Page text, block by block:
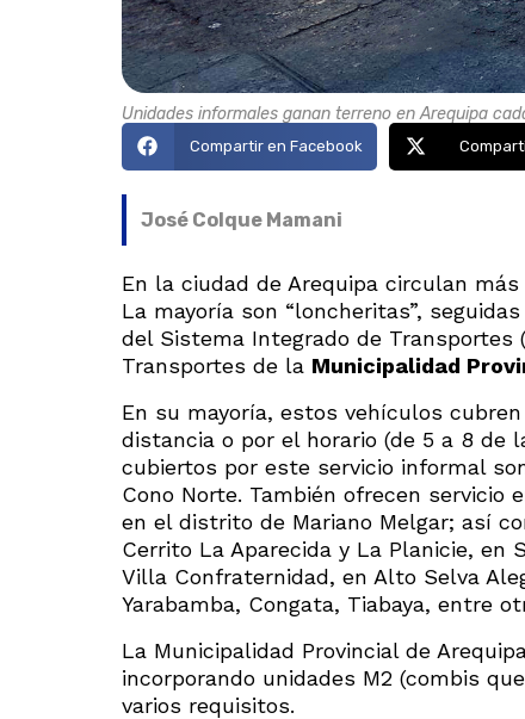
Unidades informales ganan terreno en Arequipa
Compartir en Facebook
José Colque Mamani
En la ciudad de Arequipa circulan
La mayoría son “loncheritas”,
del Sistema Integrado de Transportes
Transportes de la Municipalidad
En su mayoría, estos vehículos
distancia o por el horario (de 5 a 8 de
cubiertos por este servicio informal
Cono Norte. También ofrecen servicio
en el distrito de Mariano Melgar; así
Cerrito La Aparecida y La Planicie, en
Villa Confraternidad, en Alto Selva
Yarabamba, Congata, Tiabaya, entre
La Municipalidad Provincial de
incorporando unidades M2 (combis
varios requisitos.